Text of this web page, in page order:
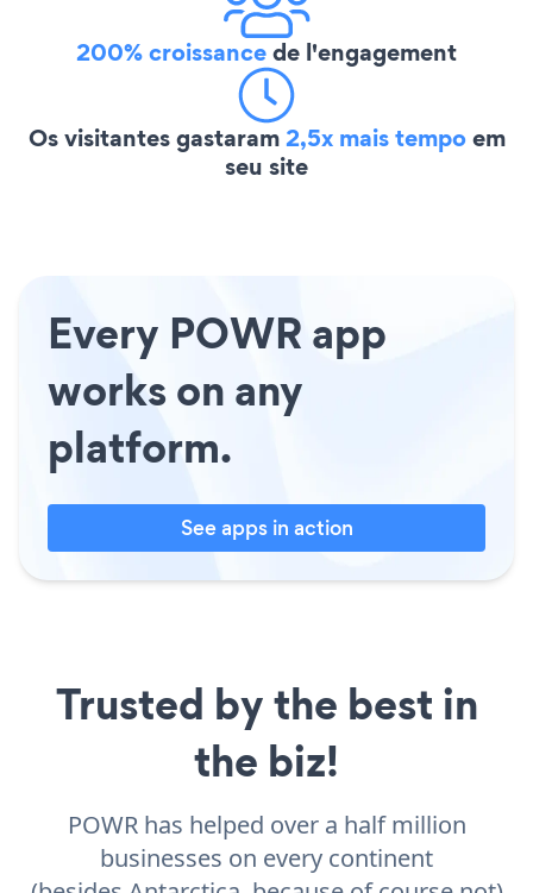
200% croissancede l'engagement
Os visitantes gastaram2,5x mais tempoem
seu site
Every POWR app
works on any
platform.
See apps in action
Trusted by the best in
the biz!
POWR has helped over a half million
businesses on every continent